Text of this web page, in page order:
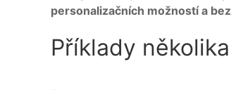
personalizačních možností a
Příklady